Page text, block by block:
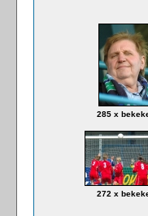
285 x
272 x